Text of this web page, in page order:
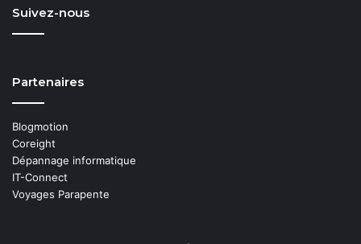
Suivez-nous
Partenaires
Blogmotion
Coreight
Dépannage informatique
IT-Connect
Voyages Parapente